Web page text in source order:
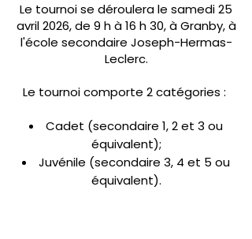
Le tournoi se déroulera le samedi 25
avril 2026, de 9 h à 16 h 30, à Granby, à
l'école secondaire Joseph-Hermas-
Leclerc.
Le tournoi comporte 2 catégories :
Cadet (secondaire 1, 2 et 3 ou
équivalent);
Juvénile (secondaire 3, 4 et 5 ou
équivalent).